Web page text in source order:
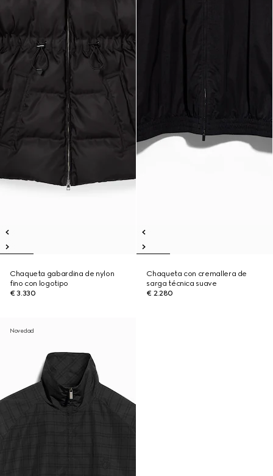
Chaqueta gabardina de nylon
fino con logotipo
€ 3.330
Chaqueta con cremallera de
sarga técnica suave
€ 2.280
Novedad